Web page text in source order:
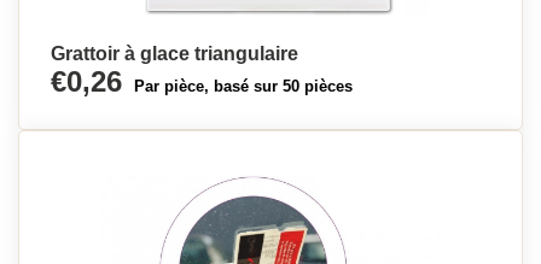
Grattoir à glace triangulaire
€0,26 Par pièce, basé sur 50 pièces